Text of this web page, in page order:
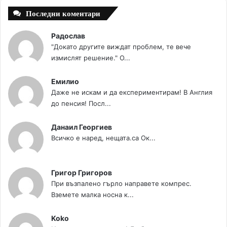
Последни коментари
Радослав
"Докато другите виждат проблем, те вече
измислят решение." О...
Емилио
Даже не искам и да експериментирам! В Англия
до пенсия! Посл...
Данаил Георгиев
Всичко е наред, нещата.са Ок...
Григор Григоров
При възпалено гърло направете компрес.
Вземете малка носна к...
Koko